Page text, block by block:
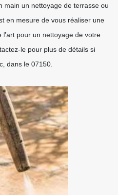
main un nettoyage de terrasse ou
en mesure de vous réaliser une
pour un nettoyage de votre
le pour plus de détails si
dans le 07150.